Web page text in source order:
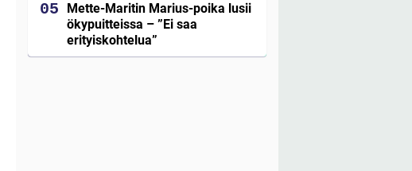
Mette-Maritin Marius-poika lusii
ökypuitteissa – ”Ei saa
erityiskohtelua”